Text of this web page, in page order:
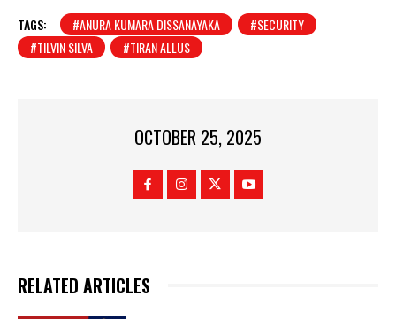
TAGS: #ANURA KUMARA DISSANAYAKA
#SECURITY
#TILVIN SILVA
#TIRAN ALLUS
OCTOBER 25, 2025
RELATED ARTICLES